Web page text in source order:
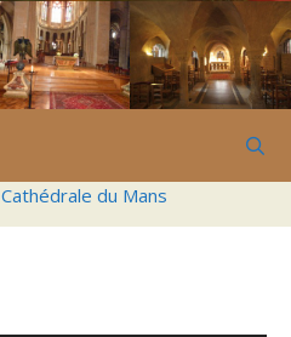
Cathédrale du Mans